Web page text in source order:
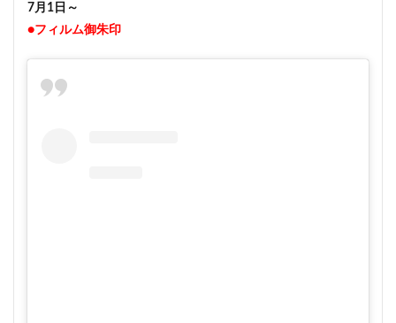
7月1日～
●フィルム御朱印